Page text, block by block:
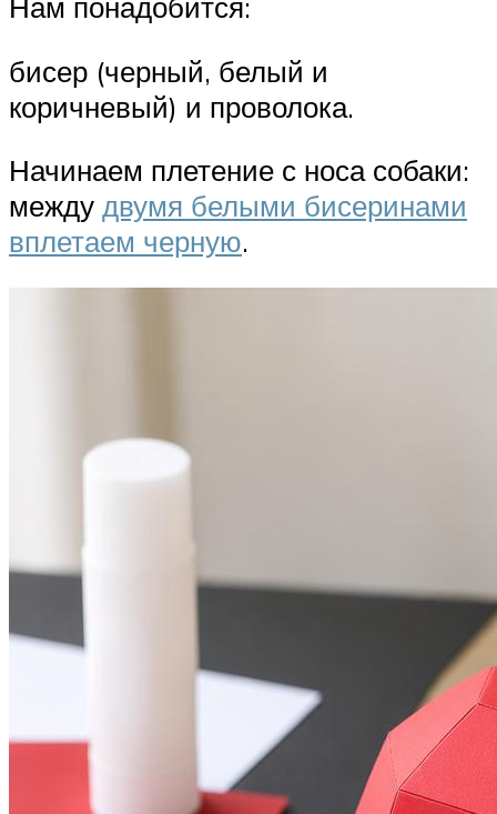
бисер (черный, белый и
коричневый) и проволока.
Начинаем плетение с носа собаки:
между двумя белыми бисеринами
вплетаем черную.